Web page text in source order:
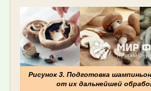
Рисунок 3. Подготовка
от их дальнейшей